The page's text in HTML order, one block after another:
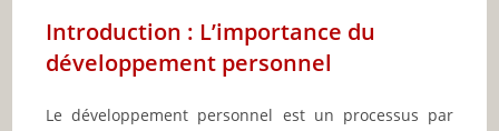
Introduction : L’importance du
développement personnel
Le développement personnel est un processus par